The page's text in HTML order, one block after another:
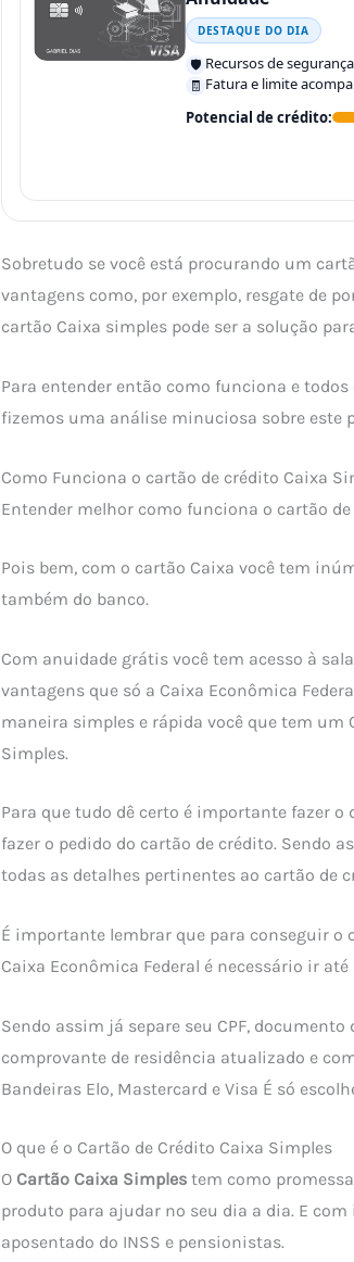
DESTAQUE DO DIA
🛡️ Recursos de
🧾 Fatura e limite
Potencial de crédito:
Sobretudo se você está procurando um
vantagens como, por exemplo, resgate de
cartão Caixa simples pode ser a solução
Para entender então como funciona e
fizemos uma análise minuciosa sobre este
Como Funciona o cartão de crédito Caixa
Entender melhor como funciona o cartão
Pois bem, com o cartão Caixa você tem
também do banco.
Com anuidade grátis você tem acesso à
vantagens que só a Caixa Econômica
maneira simples e rápida você que tem um
Simples.
Para que tudo dê certo é importante fazer
fazer o pedido do cartão de crédito. Sendo
todas as detalhes pertinentes ao cartão de
É importante lembrar que para conseguir o
Caixa Econômica Federal é necessário ir
Sendo assim já separe seu CPF,
comprovante de residência atualizado e
Bandeiras Elo, Mastercard e Visa É só
O que é o Cartão de Crédito Caixa Simples
O Cartão Caixa Simples tem como
produto para ajudar no seu dia a dia. E
aposentado do INSS e pensionistas.